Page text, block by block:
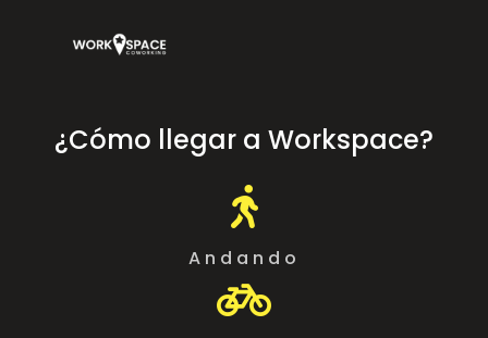
¿Cómo llegar a Workspace?

Andando
